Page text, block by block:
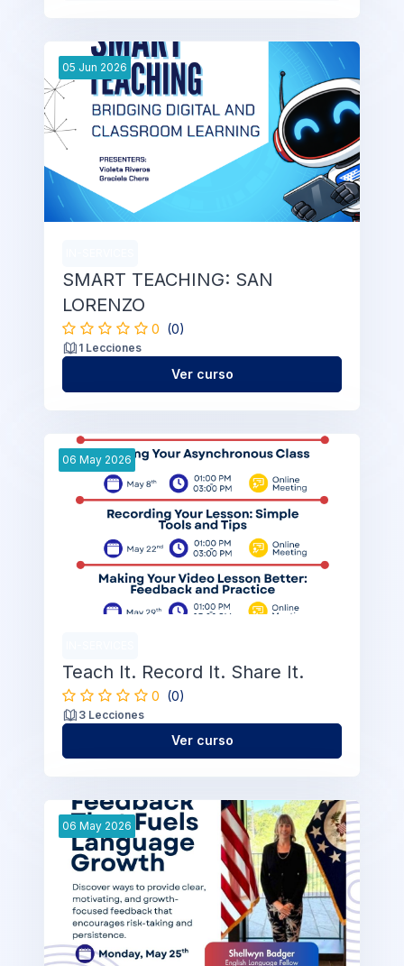
05 Jun 2026
SMART TEACHING: SAN
LORENZO
0 (0)
1 Lecciones
Ver curso
06 May 2026
Teach It. Record It. Share It.
0 (0)
3 Lecciones
Ver curso
06 May 2026